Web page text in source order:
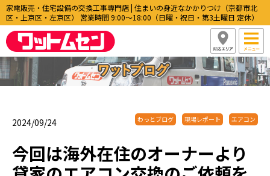
家電販売・住宅設備の交換工事専門店 | 住まいの身近なかかりつけ（京都市北
区・上京区・左京区） 営業時間 9:00〜18:00（日曜・祝日・第3土曜日 定休）
2024/09/24 わっとブログ 現場レポート エアコン
今回は海外在住のオーナーより